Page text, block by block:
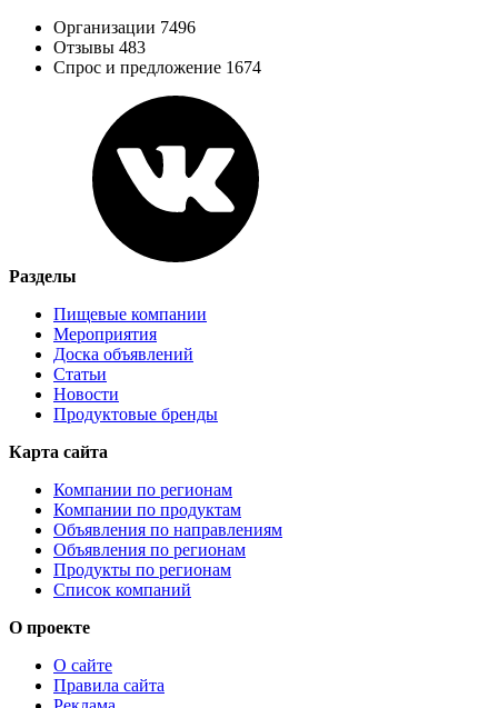
Организации 7496
Отзывы 483
Спрос и предложение 1674
Разделы
Пищевые компании
Мероприятия
Доска объявлений
Статьи
Новости
Продуктовые бренды
Карта сайта
Компании по регионам
Компании по продуктам
Объявления по направлениям
Объявления по регионам
Продукты по регионам
Список компаний
О проекте
О сайте
Правила сайта